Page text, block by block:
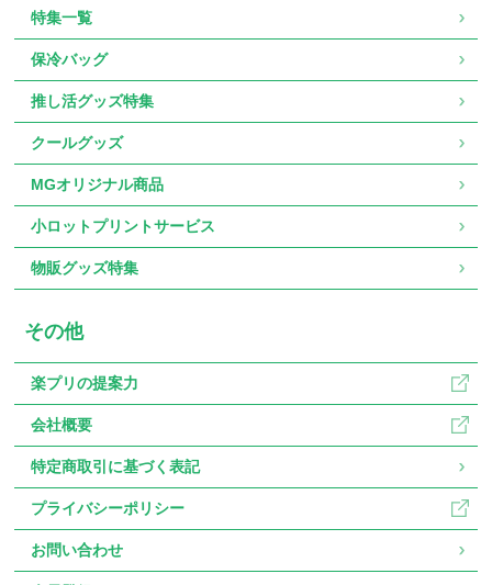
特集一覧
保冷バッグ
推し活グッズ特集
クールグッズ
MGオリジナル商品
小ロットプリントサービス
物販グッズ特集
その他
楽プリの提案力
会社概要
特定商取引に基づく表記
プライバシーポリシー
お問い合わせ